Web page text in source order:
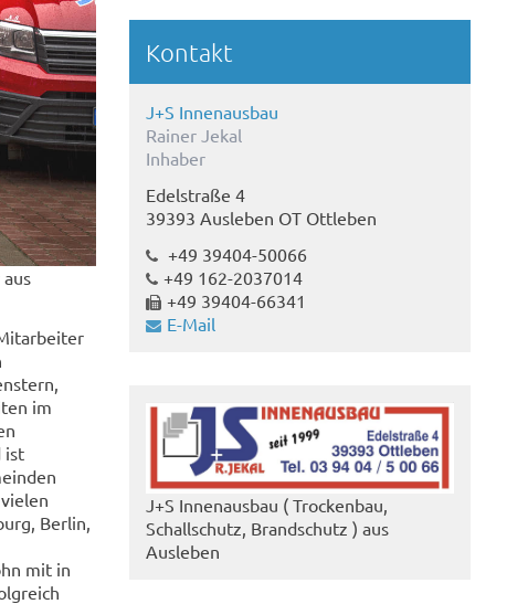
im
ist
Berlin,
mit in
Kontakt
J+S Innenausbau
Rainer Jekal
Inhaber
Edelstraße 4
39393 Ausleben OT Ottleben
+49 39404-50066
+49 162-2037014
+49 39404-66341
E-Mail
J+S Innenausbau ( Trockenbau,
Schallschutz, Brandschutz ) aus
Ausleben